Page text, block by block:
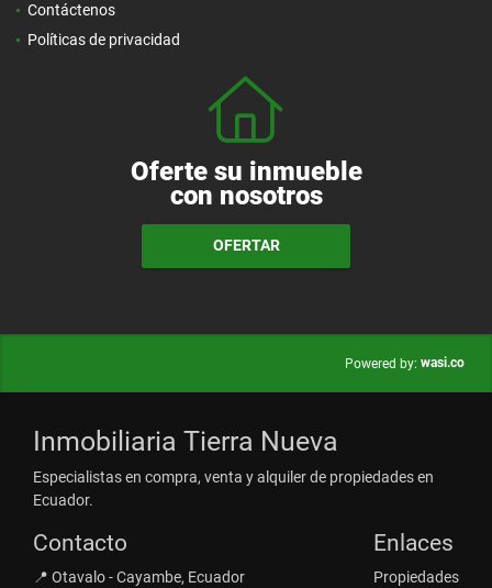
Contáctenos
Políticas de privacidad
Oferte su inmueble
con nosotros
OFERTAR
Powered by: wasi.co
Inmobiliaria Tierra Nueva
Especialistas en compra, venta y alquiler de propiedades en
Ecuador.
Contacto
📍 Otavalo - Cayambe, Ecuador
Enlaces
Propiedades